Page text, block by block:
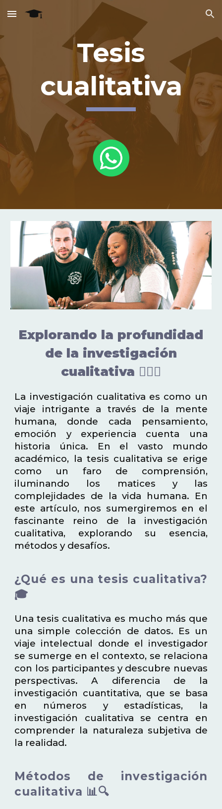
Skip to main content Skip to navigation
Tesis
cualitativa
Explorando la profundidad
de la investigación
cualitativa 🕵️‍♂️📝
La investigación cualitativa es como un
viaje intrigante a través de la mente
humana, donde cada pensamiento,
emoción y experiencia cuenta una
historia única. En el vasto mundo
académico, la tesis cualitativa se erige
como un faro de comprensión,
iluminando los matices y las
complejidades de la vida humana. En
este artículo, nos sumergiremos en el
fascinante reino de la investigación
cualitativa, explorando su esencia,
métodos y desafíos.
¿Qué es una tesis cualitativa?
🎓
Una tesis cualitativa es mucho más que
una simple colección de datos. Es un
viaje intelectual donde el investigador
se sumerge en el contexto, se relaciona
con los participantes y descubre nuevas
perspectivas. A diferencia de la
investigación cuantitativa, que se basa
en números y estadísticas, la
investigación cualitativa se centra en
comprender la naturaleza subjetiva de
la realidad.
Métodos de investigación
cualitativa 📊🔍